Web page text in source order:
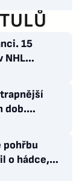
15
NHL
dob.
pohřbu
o hádce,
i Sára